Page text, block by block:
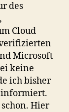
des
Cloud
Microsoft
keine
ich bisher
informiert.
Hier